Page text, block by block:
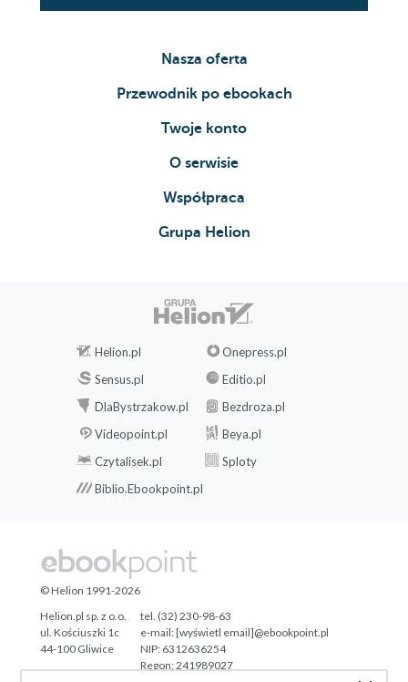
Nasza oferta
Przewodnik po ebookach
Twoje konto
O serwisie
Współpraca
Grupa Helion
Helion.pl
Onepress.pl
Sensus.pl
Editio.pl
DlaBystrzakow.pl
Bezdroza.pl
Videopoint.pl
Beya.pl
Czytalisek.pl
Sploty
Biblio.Ebookpoint.pl
© Helion 1991-2026
Helion.pl sp. z o.o.
ul. Kościuszki 1c
44-100 Gliwice
tel. (32) 230-98-63
e-mail:[wyświetl email]@ebookpoint.pl
NIP: 6312636254
Regon: 241989027